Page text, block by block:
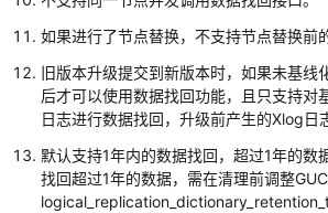
考
佳
实
践
性
能
如果进行了节点替换，不支持节点替换前
旧版本升级提交到新版本时，如果未基线
后才可以使用数据找回功能，且只支持对
日志进行数据找回，升级前产生的Xlog日
默认支持1年内的数据找回，超过1年的数
找回超过1年的数据，需在清理前调整